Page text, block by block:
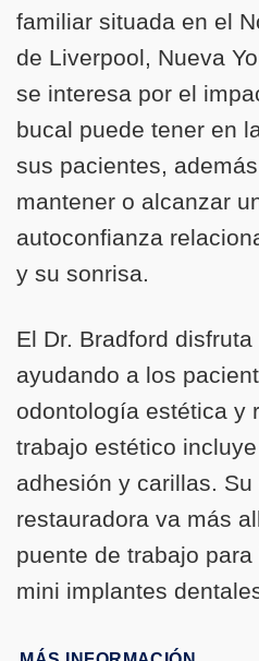
familiar situada en el
de Liverpool, Nueva
se interesa por el
bucal puede tener en
sus pacientes,
mantener o alcanzar
autoconfianza
y su sonrisa.
El Dr. Bradford
ayudando a los
odontología estética y
trabajo estético
adhesión y carillas.
restauradora va más
puente de trabajo
mini implantes